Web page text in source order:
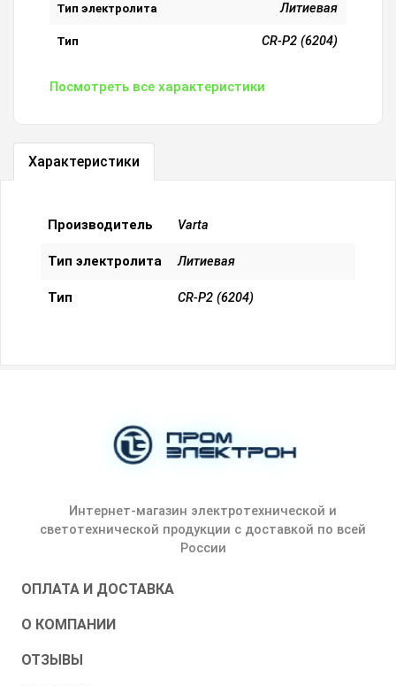
Тип электролита Литиевая
Тип CR-P2 (6204)
Посмотреть все характеристики
Характеристики
Производитель Varta
Тип электролита Литиевая
Тип CR-P2 (6204)
Интернет-магазин электротехнической и
светотехнической продукции с доставкой по всей
России
ОПЛАТА И ДОСТАВКА
О КОМПАНИИ
ОТЗЫВЫ